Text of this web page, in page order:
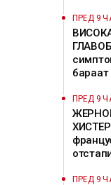
ПРЕД 9
ПРЕД 9
ПРЕД 9